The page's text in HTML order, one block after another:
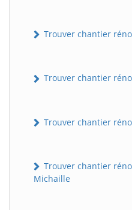
Trouver chantier
Trouver chantier
Trouver chantier
Trouver chantier
Michaille